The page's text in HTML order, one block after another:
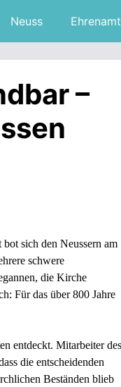
Neuss Ehrenamt
–
sich den Neussern am
schwere
die Kirche
Für das über 800 Jahre
entdeckt. Mitarbeiter des
die entscheidenden
Beständen blieb